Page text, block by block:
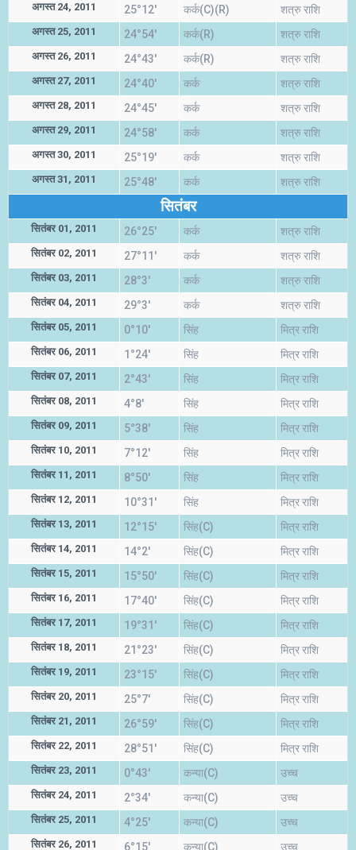
अगस्त 24, 2011 25°12' कर्क(C)(R) शत्रु राशि
अगस्त 25, 2011 24°54' कर्क(R) शत्रु राशि
अगस्त 26, 2011 24°43' कर्क(R) शत्रु राशि
अगस्त 27, 2011 24°40' कर्क शत्रु राशि
अगस्त 28, 2011 24°45' कर्क शत्रु राशि
अगस्त 29, 2011 24°58' कर्क शत्रु राशि
अगस्त 30, 2011 25°19' कर्क शत्रु राशि
अगस्त 31, 2011 25°48' कर्क शत्रु राशि
सितंबर
सितंबर 01, 2011 26°25' कर्क शत्रु राशि
सितंबर 02, 2011 27°11' कर्क शत्रु राशि
सितंबर 03, 2011 28°3' कर्क शत्रु राशि
सितंबर 04, 2011 29°3' कर्क शत्रु राशि
सितंबर 05, 2011 0°10' सिंह मित्र राशि
सितंबर 06, 2011 1°24' सिंह मित्र राशि
सितंबर 07, 2011 2°43' सिंह मित्र राशि
सितंबर 08, 2011 4°8' सिंह मित्र राशि
सितंबर 09, 2011 5°38' सिंह मित्र राशि
सितंबर 10, 2011 7°12' सिंह मित्र राशि
सितंबर 11, 2011 8°50' सिंह मित्र राशि
सितंबर 12, 2011 10°31' सिंह मित्र राशि
सितंबर 13, 2011 12°15' सिंह(C) मित्र राशि
सितंबर 14, 2011 14°2' सिंह(C) मित्र राशि
सितंबर 15, 2011 15°50' सिंह(C) मित्र राशि
सितंबर 16, 2011 17°40' सिंह(C) मित्र राशि
सितंबर 17, 2011 19°31' सिंह(C) मित्र राशि
सितंबर 18, 2011 21°23' सिंह(C) मित्र राशि
सितंबर 19, 2011 23°15' सिंह(C) मित्र राशि
सितंबर 20, 2011 25°7' सिंह(C) मित्र राशि
सितंबर 21, 2011 26°59' सिंह(C) मित्र राशि
सितंबर 22, 2011 28°51' सिंह(C) मित्र राशि
सितंबर 23, 2011 0°43' कन्या(C) उच्च
सितंबर 24, 2011 2°34' कन्या(C) उच्च
सितंबर 25, 2011 4°25' कन्या(C) उच्च
सितंबर 26, 2011 6°15' कन्या(C) उच्च